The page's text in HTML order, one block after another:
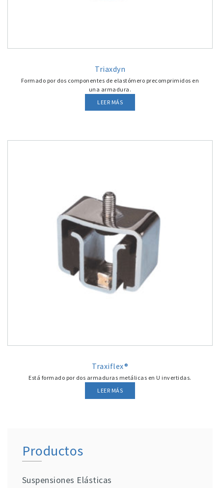
Triaxdyn
Formado por dos componentes de elastómero precomprimidos en
una armadura.
LEER MÁS
Traxiflex®
Está formado por dos armaduras metálicas en U invertidas.
LEER MÁS
Productos
Suspensiones Elásticas